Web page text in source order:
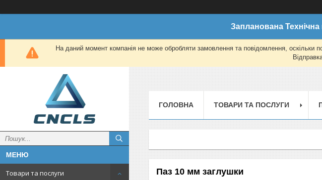
Запланована
На даний момент компанія не може обробляти замовлення та повідомлення,
Товари та послуги
ГОЛОВНА ТОВАРИ ТА ПОСЛУГИ
Паз 10 мм заглушки